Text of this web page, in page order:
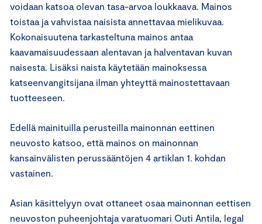
voidaan katsoa olevan tasa-arvoa loukkaava. Mainos
toistaa ja vahvistaa naisista annettavaa mielikuvaa.
Kokonaisuutena tarkasteltuna mainos antaa
kaavamaisuudessaan alentavan ja halventavan kuvan
naisesta. Lisäksi naista käytetään mainoksessa
katseenvangitsijana ilman yhteyttä mainostettavaan
tuotteeseen.
Edellä mainituilla perusteilla mainonnan eettinen
neuvosto katsoo, että mainos on mainonnan
kansainvälisten perussääntöjen 4 artiklan 1. kohdan
vastainen.
Asian käsittelyyn ovat ottaneet osaa mainonnan eettisen
neuvoston puheenjohtaja varatuomari Outi Antila, legal